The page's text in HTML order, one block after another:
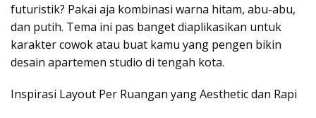
futuristik? Pakai aja kombinasi warna hitam, abu-abu,
dan putih. Tema ini pas banget diaplikasikan untuk
karakter cowok atau buat kamu yang pengen bikin
desain apartemen studio di tengah kota.
Inspirasi Layout Per Ruangan yang Aesthetic dan Rapi